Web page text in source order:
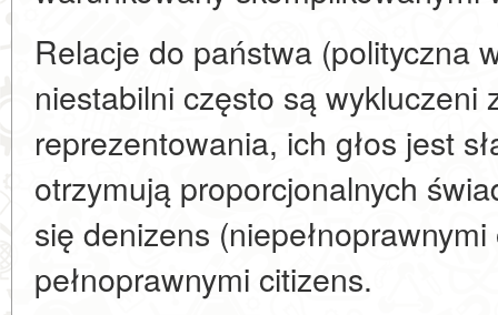
Relacje do państwa (polityczna
niestabilni często są wykluczeni
reprezentowania, ich głos jest
otrzymują proporcjonalnych
się denizens
pełnoprawnymi citizens.